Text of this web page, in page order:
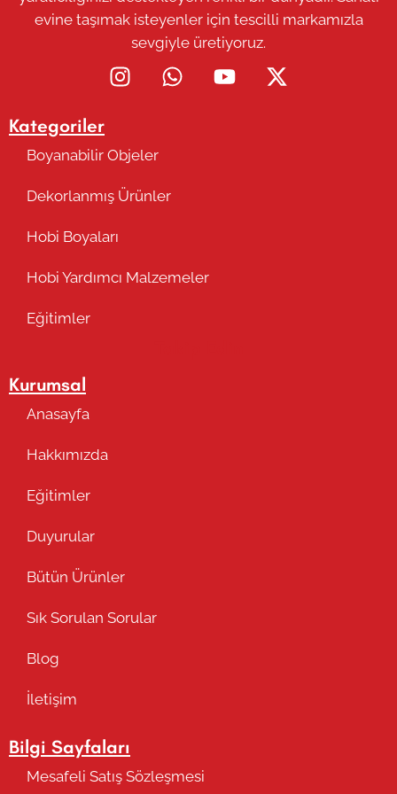
evine taşımak isteyenler için tescilli markamızla
sevgiyle üretiyoruz.
Kategoriler
Boyanabilir Objeler
Dekorlanmış Ürünler
Hobi Boyaları
Hobi Yardımcı Malzemeler
Eğitimler
Kurumsal
Anasayfa
Hakkımızda
Eğitimler
Duyurular
Bütün Ürünler
Sık Sorulan Sorular
Blog
İletişim
Bilgi Sayfaları
Mesafeli Satış Sözleşmesi